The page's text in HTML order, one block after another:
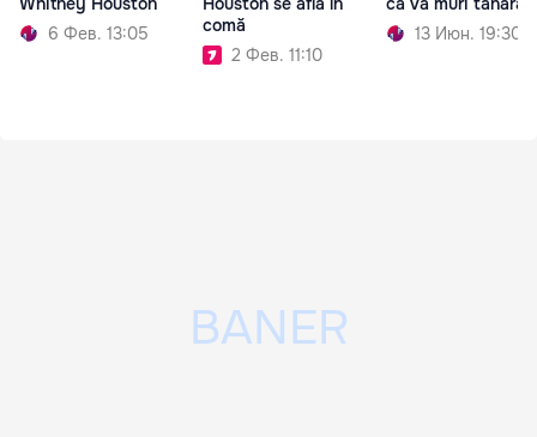
6 Фев. 13:05
comă
2 Фев. 11:10
13 Июн. 19:30